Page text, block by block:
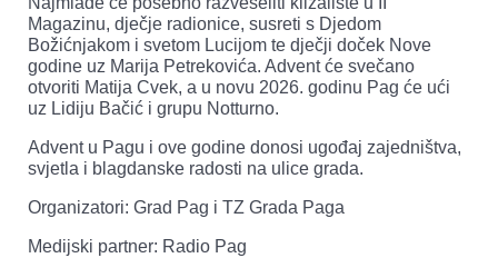
Magazinu, dječje radionice, susreti s Djedom
Božićnjakom i svetom Lucijom te dječji doček Nove
godine uz Marija Petrekovića. Advent će svečano
otvoriti Matija Cvek, a u novu 2026. godinu Pag će ući
uz Lidiju Bačić i grupu Notturno.
Advent u Pagu i ove godine donosi ugođaj zajedništva,
svjetla i blagdanske radosti na ulice grada.
Organizatori: Grad Pag i TZ Grada Paga
Medijski partner: Radio Pag